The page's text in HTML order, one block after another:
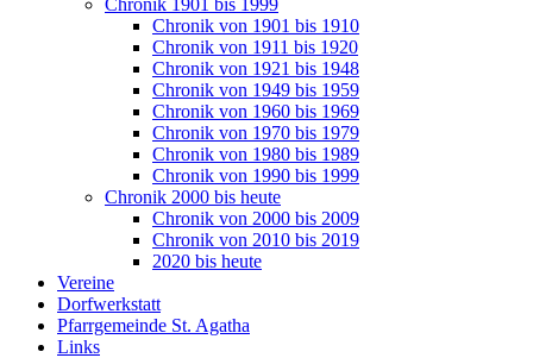
Chronik 1901 bis 1999
Chronik von 1901 bis 1910
Chronik von 1911 bis 1920
Chronik von 1921 bis 1948
Chronik von 1949 bis 1959
Chronik von 1960 bis 1969
Chronik von 1970 bis 1979
Chronik von 1980 bis 1989
Chronik von 1990 bis 1999
Chronik 2000 bis heute
Chronik von 2000 bis 2009
Chronik von 2010 bis 2019
2020 bis heute
Vereine
Dorfwerkstatt
Pfarrgemeinde St. Agatha
Links